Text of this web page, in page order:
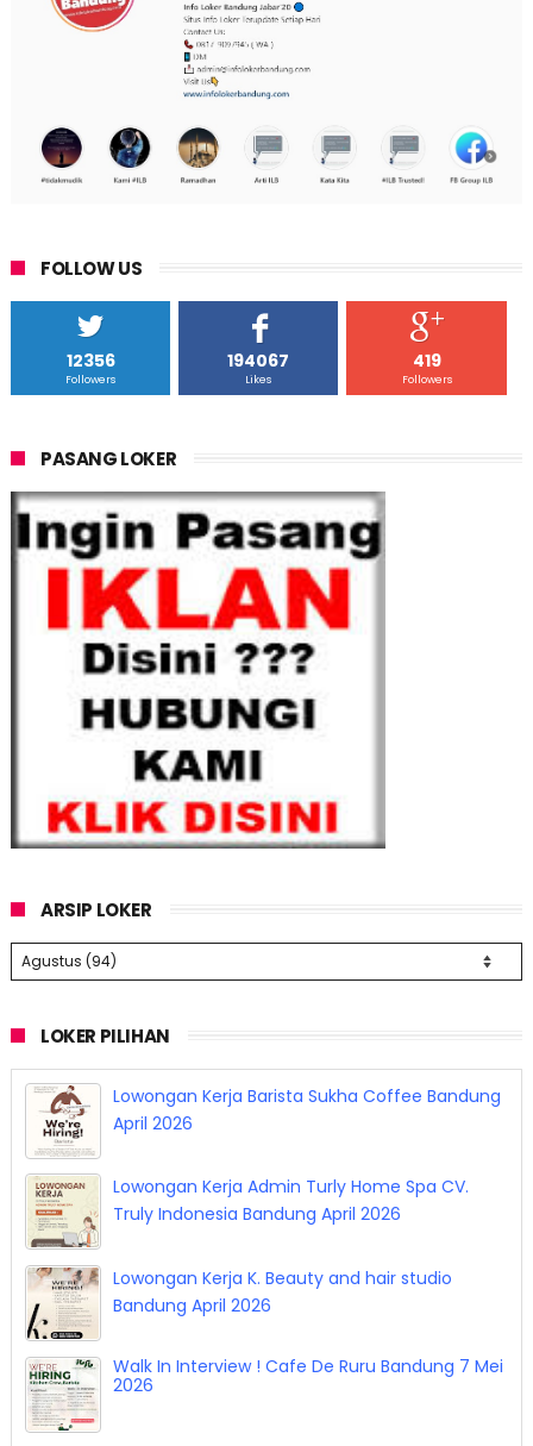
FOLLOW US
12356
Followers
194067
Likes
419
Followers
PASANG LOKER
ARSIP LOKER
LOKER PILIHAN
Lowongan Kerja Barista Sukha Coffee Bandung
April 2026
Lowongan Kerja Admin Turly Home Spa CV.
Truly Indonesia Bandung April 2026
Lowongan Kerja K. Beauty and hair studio
Bandung April 2026
Walk In Interview ! Cafe De Ruru Bandung 7 Mei
2026